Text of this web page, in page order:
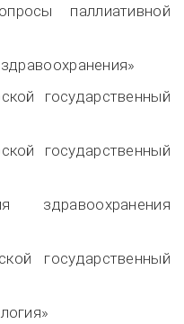
паллиативной
государственный
государственный
государственный